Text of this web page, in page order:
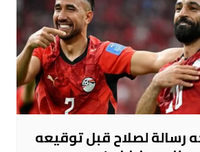
رسالة لصلاح قبل توقيعه